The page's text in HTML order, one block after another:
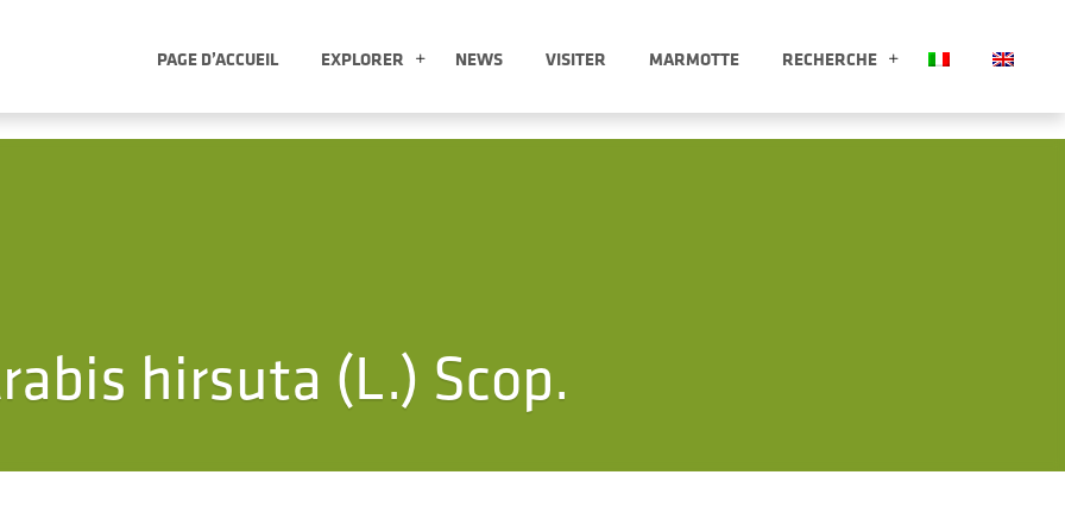
PAGE D’ACCUEIL EXPLORER NEWS VISITER MARMOTTE RECHERCHE
hirsuta (L.) Scop.